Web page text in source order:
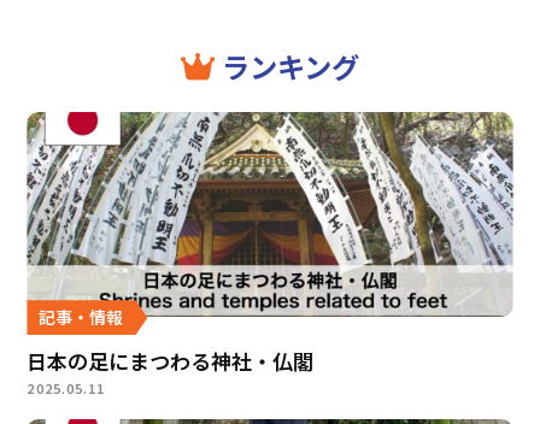
ランキング
記事・情報
日本の足にまつわる神社・仏閣
2025.05.11